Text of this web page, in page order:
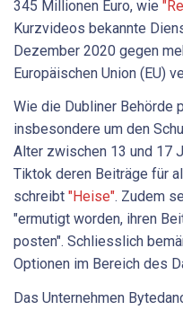
345 Millionen Euro, wie
Kurzvideos bekannte
Dezember 2020 gegen
Europäischen Union (EU)
Wie die Dubliner Behörde
insbesondere um den
Alter zwischen 13 und 17
Tiktok deren Beiträge für
schreibt "Heise". Zudem
"ermutigt worden, ihren
posten". Schliesslich
Optionen im Bereich des
Das Unternehmen